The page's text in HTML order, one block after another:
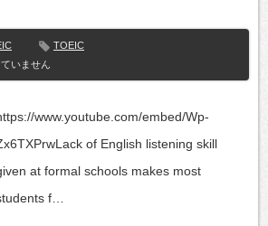
TOEIC
いません
www.youtube.com/embed/Wp-
of English listening skill
at formal schools makes most
f…